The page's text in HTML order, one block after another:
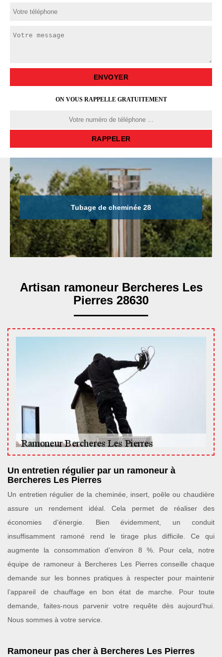
ON VOUS RAPPELLE GRATUITEMENT
Tubage de cheminée 28
Artisan ramoneur Bercheres Les
Pierres 28630
Un entretien régulier par un ramoneur à
Bercheres Les Pierres
Un entretien régulier de la cheminée, insert, poêle ou chaudière
assure un rendement idéal. Cela permet de réaliser des
économies d’énergie. Bien évidemment, un conduit
insuffisamment ramoné rend le tirage plus difficile. Ce qui
augmente la consommation d’environ 8 %. Pour cela, notre
équipe de ramoneur à Bercheres Les Pierres conseille chaque
demande sur les bonnes pratiques à respecter pour maintenir
l’appareil de chauffage en bon état de marche. Pour toute
demande, faites-nous parvenir votre requête dès aujourd’hui.
Nous sommes à votre service.
Ramoneur pas cher à Bercheres Les Pierres